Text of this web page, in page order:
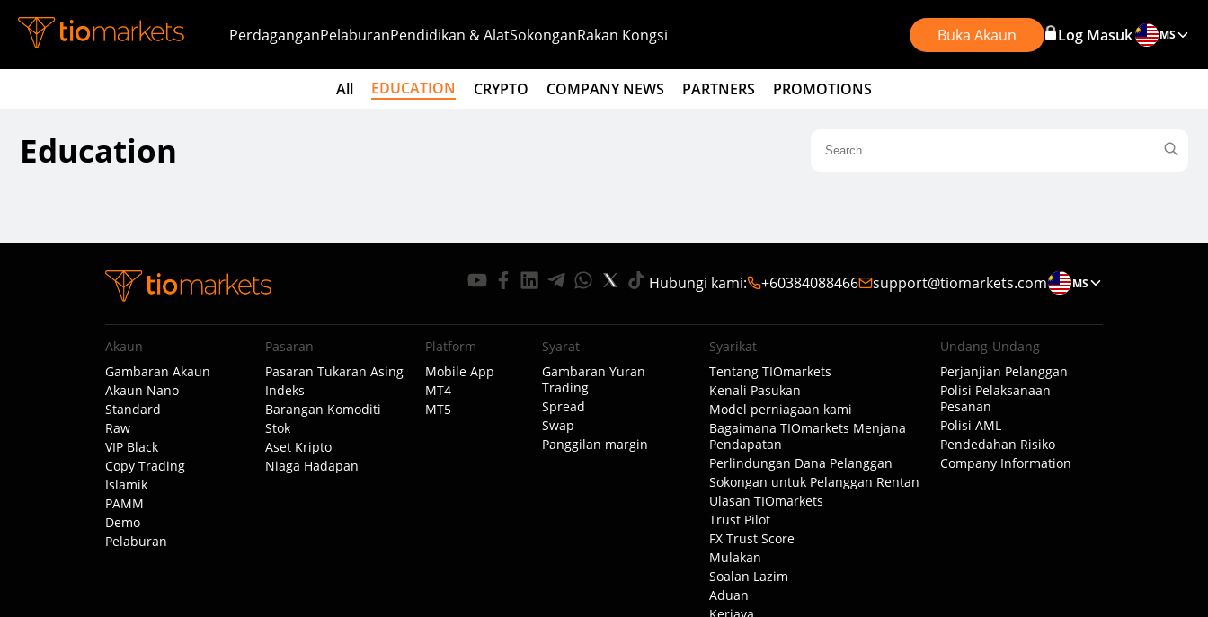
PerdaganganPelaburanPendidikan & AlatSokonganRakan Kongsi Buka Akaun Log Masuk MS
All EDUCATION CRYPTO COMPANY NEWS PARTNERS PROMOTIONS
Education
Hubungi kami: +60384088466 support@tiomarkets.com MS
Akaun
Gambaran Akaun
Akaun Nano
Standard
Raw
VIP Black
Copy Trading
Islamik
PAMM
Demo
Pelaburan
Pasaran
Pasaran Tukaran Asing
Indeks
Barangan Komoditi
Stok
Aset Kripto
Niaga Hadapan
Platform
Mobile App
MT4
MT5
Syarat
Gambaran Yuran
Trading
Spread
Swap
Panggilan margin
Syarikat
Tentang TIOmarkets
Kenali Pasukan
Model perniagaan kami
Bagaimana TIOmarkets Menjana
Pendapatan
Perlindungan Dana Pelanggan
Sokongan untuk Pelanggan Rentan
Ulasan TIOmarkets
Trust Pilot
FX Trust Score
Mulakan
Soalan Lazim
Aduan
Undang-Undang
Perjanjian Pelanggan
Polisi Pelaksanaan
Pesanan
Polisi AML
Pendedahan Risiko
Company Information